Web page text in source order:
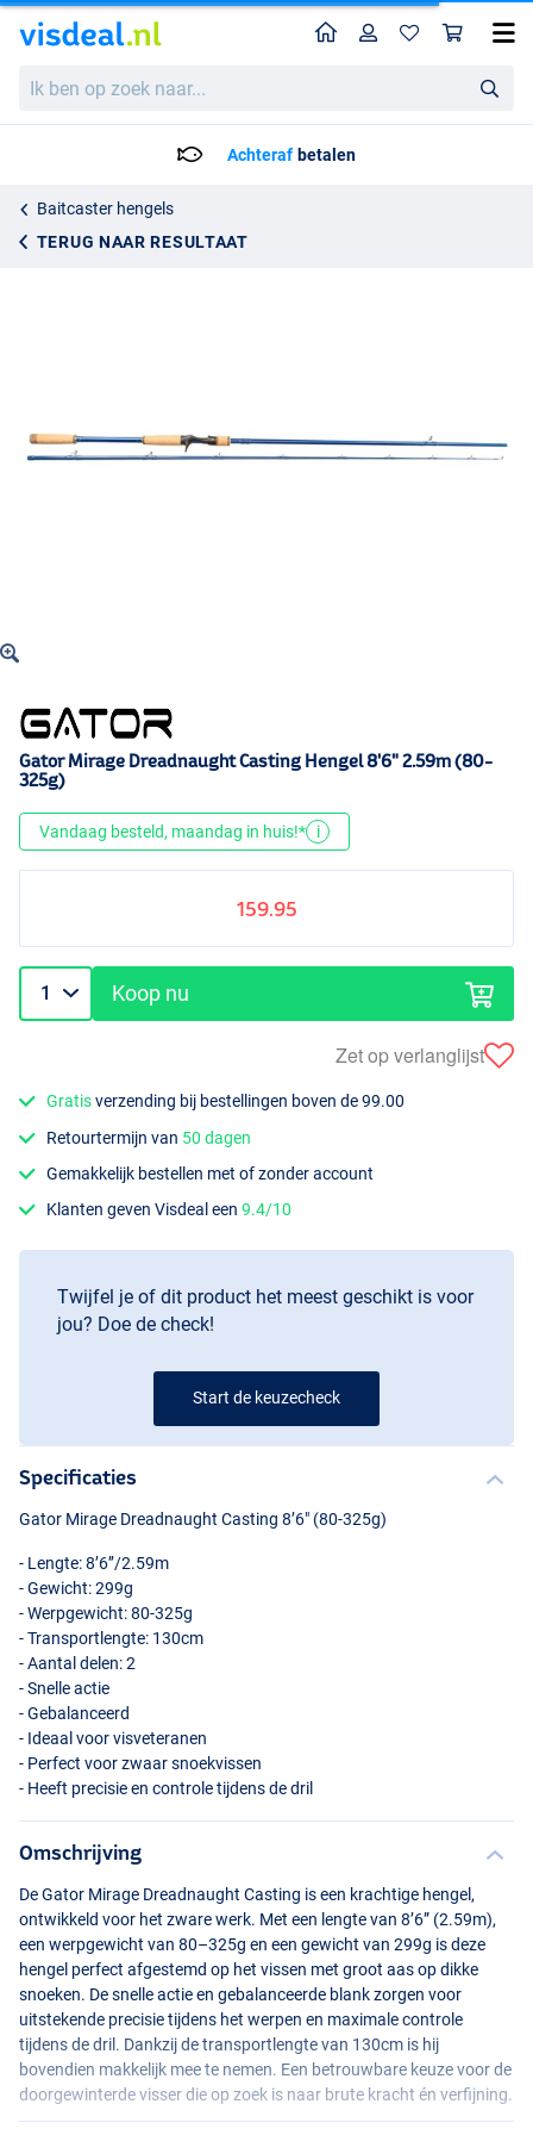
ben
HomeProfiel
Achteraf betalen
Baitcaster hengels
TERUG NAAR RESULTAAT
Gator Mirage Dreadnaught Casting Hengel 8'6" 2.59m (80-325g)
Gator Mirage Dreadnaught Casting Hengel 8'6" 2.59m (80-
325g)
Vandaag besteld, maandag in huis!* i
159.95
Koop nu
Zet op verlanglijst
Gratisverzending bij bestellingen boven de 99.00
Retourtermijn van 50 dagen
Gemakkelijk bestellen met of zonder account
Klanten geven Visdeal een9.4/10
Twijfel je of dit product het meest geschikt is voor
jou? Doe de check!
Start de keuzecheck
Specificaties
Gator Mirage Dreadnaught Casting 8’6" (80-325g)
- Lengte: 8’6’’/2.59m
- Gewicht: 299g
- Werpgewicht: 80-325g
- Transportlengte: 130cm
- Aantal delen: 2
- Snelle actie
- Gebalanceerd
- Ideaal voor visveteranen
- Perfect voor zwaar snoekvissen
- Heeft precisie en controle tijdens de dril
Omschrijving
De Gator Mirage Dreadnaught Casting is een krachtige hengel,
ontwikkeld voor het zware werk. Met een lengte van 8’6” (2.59m),
een werpgewicht van 80–325g en een gewicht van 299g is deze
hengel perfect afgestemd op het vissen met groot aas op dikke
snoeken. De snelle actie en gebalanceerde blank zorgen voor
uitstekende precisie tijdens het werpen en maximale controle
tijdens de dril. Dankzij de transportlengte van 130cm is hij
bovendien makkelijk mee te nemen. Een betrouwbare keuze voor de
doorgewinterde visser die op zoek is naar brute kracht én verfijning.